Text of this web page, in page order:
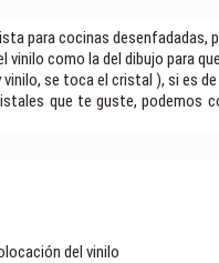
para cocinas desenfadadas,
como la del dibujo para
se toca el cristal ), si es
que te guste, podemos
del vinilo